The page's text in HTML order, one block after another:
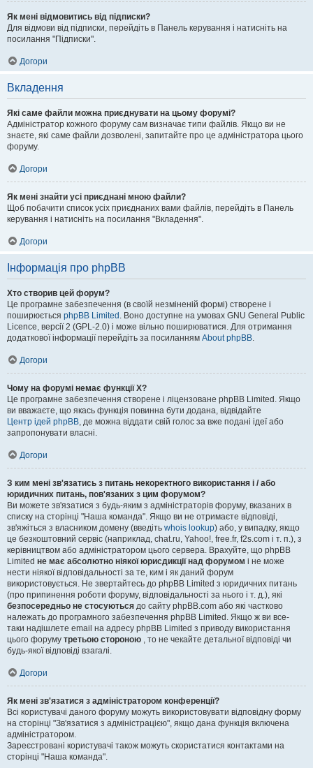
Як мені відмовитись від підписки?
Для відмови від підписки, перейдіть в Панель керування і натисніть на
посилання "Підписки".
Догори
Вкладення
Які саме файли можна приєднувати на цьому форумі?
Адміністратор кожного форуму сам визначає типи файлів. Якщо ви не
знаєте, які саме файли дозволені, запитайте про це адміністратора цього
форуму.
Догори
Як мені знайти усі приєднані мною файли?
Щоб побачити список усіх приєднаних вами файлів, перейдіть в Панель
керування і натисніть на посилання "Вкладення".
Догори
Інформація про phpBB
Хто створив цей форум?
Це програмне забезпечення (в своїй незміненій формі) створене і
поширюється phpBB Limited . Воно доступне на умовах GNU General Public
Licence, версії 2 (GPL-2.0) і може вільно поширюватися. Для отримання
додаткової інформації перейдіть за посиланням About phpBB.
Догори
Чому на форумі немає функції X?
Це програмне забезпечення створене і ліцензоване phpBB Limited. Якщо
ви вважаєте, що якась функція повинна бути додана, відвідайте
Центр ідей phpBB, де можна віддати свій голос за вже подані ідеї або
запропонувати власні.
Догори
З ким мені зв'язатись з питань некоректного використання і / або
юридичних питань, пов'язаних з цим форумом?
Ви можете зв'язатися з будь-яким з адміністраторів форуму, вказаних в
списку на сторінці "Наша команда". Якщо ви не отримаєте відповіді,
зв'яжіться з власником домену (введіть whois lookup) або, у випадку, якщо
це безкоштовний сервіс (наприклад, chat.ru, Yahoo!, free.fr, f2s.com і т. п.), з
керівництвом або адміністратором цього сервера. Врахуйте, що phpBB
Limited не має абсолютно ніякої юрисдикції над форумом і не може
нести ніякої відповідальності за те, ким і як даний форум
використовується. Не звертайтесь до phpBB Limited з юридичних питань
(про припинення роботи форуму, відповідальності за нього і т. д.), які
безпосередньо не стосуються до сайту phpBB.com або які частково
належать до програмного забезпечення phpBB Limited. Якщо ж ви все-
таки надішлете email на адресу phpBB Limited з приводу використання
цього форуму третьою стороною , то не чекайте детальної відповіді чи
будь-якої відповіді взагалі.
Догори
Як мені зв'язатися з адміністратором конференції?
Всі користувачі даного форуму можуть використовувати відповідну форму
на сторінці "Зв'язатися з адміністрацією", якщо дана функція включена
адміністратором.
Зареєстровані користувачі також можуть скористатися контактами на
сторінці "Наша команда".